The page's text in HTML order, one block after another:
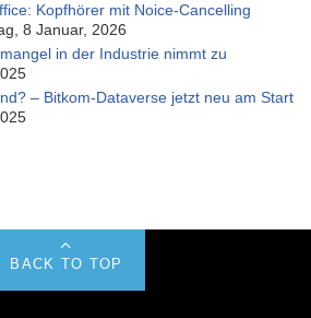
Kopfhörer mit Noice-Cancelling
8 Januar, 2026
in der Industrie nimmt zu
– Bitkom-Dataverse jetzt neu am Start
BACK TO TOP